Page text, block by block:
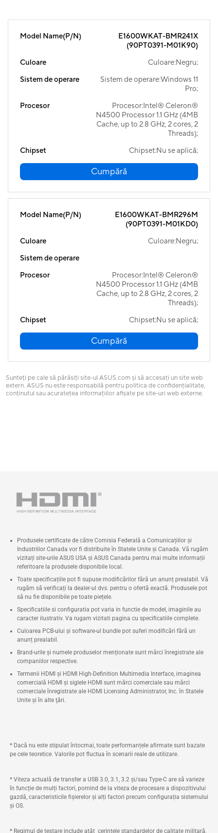
Model Name(P/N)
E1600WKAT-BMR241X
(90PT0391-M01K90)
Culoare
Culoare:Negru;
Sistem de operare
Sistem de operare:Windows 11
Pro;
Procesor
Procesor:Intel® Celeron®
N4500 Processor 1.1 GHz (4MB
Cache, up to 2.8 GHz, 2 cores, 2
Threads);
Chipset
Chipset:Nu se aplică;
Cumpără
Model Name(P/N)
E1600WKAT-BMR296M
(90PT0391-M01KD0)
Culoare
Culoare:Negru;
Sistem de operare
Procesor
Procesor:Intel® Celeron®
N4500 Processor 1.1 GHz (4MB
Cache, up to 2.8 GHz, 2 cores, 2
Threads);
Chipset
Chipset:Nu se aplică;
Cumpără
Sunteți pe cale să părăsiți site-ul ASUS.com și să accesați un site web
extern. ASUS nu este responsabilă pentru politica de confidențialitate,
conținutul sau acuratețea informațiilor afișate pe site-uri web externe.
Produsele certificate de către Comisia Federală a Comunicațiilor și
Industriilor Canada vor fi distribuite în Statele Unite și Canada. Vă rugăm
vizitați site-urile ASUS USA și ASUS Canada pentru mai multe informații
referitoare la produsele disponibile local.
Toate specificațiile pot fi supuse modificărilor fără un anunț prealabil. Vă
rugăm să verificați la dealer-ul dvs. pentru o ofertă exactă. Produsele pot
să nu fie disponibile pe toate piețele.
Specificatiile si configuratia pot varia in functie de model, imaginile au
caracter ilustrativ. Va rugam vizitati pagina cu specificatiile complete.
Culoarea PCB-ului și software-ul bundle pot suferi modificări fără un
anunț prealabil.
Brand-urile și numele produselor menționate sunt mărci înregistrate ale
companiilor respective.
Termenii HDMI și HDMI High-Definition Multimedia Interface, imaginea
comercială HDMI şi siglele HDMI sunt mărci comerciale sau mărci
comerciale înregistrate ale HDMI Licensing Administrator, Inc. în Statele
Unite şi în alte ţări.
* Dacă nu este stipulat întocmai, toate performanțele afirmate sunt bazate
pe cele teoretice. Valorile pot fluctua în scenarii reale de utilizare.
* Viteza actuală de transfer a USB 3.0, 3.1, 3.2 și/sau Type-C are să varieze
în funcție de mulți factori, pornind de la viteza de procesare a dispozitivului
gazdă, caracteristicile fișierelor și alți factori precum configurația sistemului
și OS.
* Regimul de testare include atât cerințele standardelor de calitate militară,